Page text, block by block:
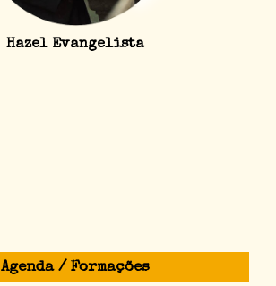
Hazel Evangelista
Agenda / Formações